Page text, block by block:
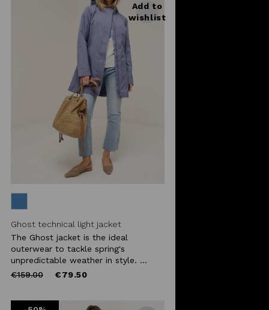
Add to
wishlist
Ghost technical light jacket
The Ghost jacket is the ideal
outerwear to tackle spring's
unpredictable weather in style. ...
Price
€159.00to €79.50